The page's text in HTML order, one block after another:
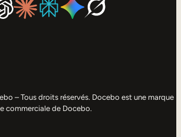
– Tous droits réservés. Docebo est une marque
commerciale de Docebo.